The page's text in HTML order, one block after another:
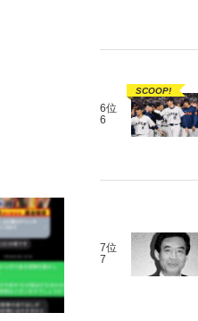
6位
6
SCOOP!
7位
7